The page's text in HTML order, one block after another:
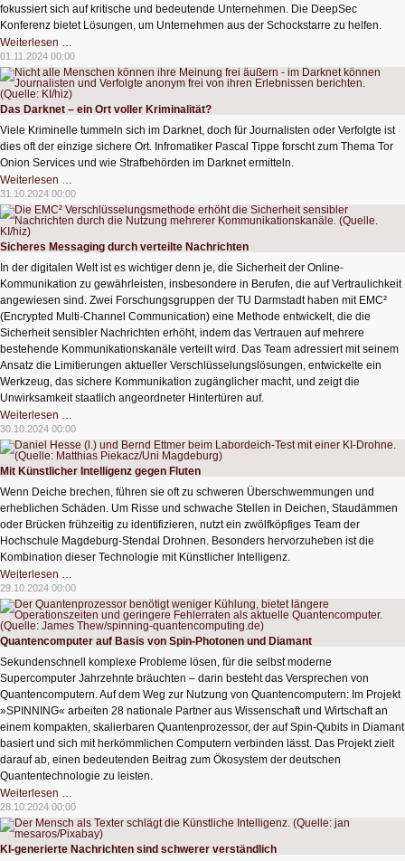
fokussiert sich auf kritische und bedeutende Unternehmen. Die DeepSec
Konferenz bietet Lösungen, um Unternehmen aus der Schockstarre zu helfen.
Weiterlesen …
NIS2-
Umsetzung
als
Sicherheitsrisiko
01.11.2024 00:00
Das Darknet – ein Ort voller Kriminalität?
Viele Kriminelle tummeln sich im Darknet, doch für Journalisten oder Verfolgte ist
dies oft der einzige sichere Ort. Infromatiker Pascal Tippe forscht zum Thema Tor
Onion Services und wie Strafbehörden im Darknet ermitteln.
Weiterlesen …
Darknet
–
ein
Ort
Kriminalität?
31.10.2024 00:00
Sicheres Messaging durch verteilte Nachrichten
In der digitalen Welt ist es wichtiger denn je, die Sicherheit der Online-
Kommunikation zu gewährleisten, insbesondere in Berufen, die auf Vertraulichkeit
angewiesen sind. Zwei Forschungsgruppen der TU Darmstadt haben mit EMC²
(Encrypted Multi-Channel Communication) eine Methode entwickelt, die die
Sicherheit sensibler Nachrichten erhöht, indem das Vertrauen auf mehrere
bestehende Kommunikationskanäle verteilt wird. Das Team adressiert mit seinem
Ansatz die Limitierungen aktueller Verschlüsselungslösungen, entwickelte ein
Werkzeug, das sichere Kommunikation zugänglicher macht, und zeigt die
Unwirksamkeit staatlich angeordneter Hintertüren auf.
Weiterlesen …
Messaging
durch
verteilte
Nachrichten
30.10.2024 00:00
Mit Künstlicher Intelligenz gegen Fluten
Wenn Deiche brechen, führen sie oft zu schweren Überschwemmungen und
erheblichen Schäden. Um Risse und schwache Stellen in Deichen, Staudämmen
oder Brücken frühzeitig zu identifizieren, nutzt ein zwölfköpfiges Team der
Hochschule Magdeburg-Stendal Drohnen. Besonders hervorzuheben ist die
Kombination dieser Technologie mit Künstlicher Intelligenz.
Weiterlesen …
Künstlicher
Intelligenz
gegen
Fluten
29.10.2024 00:00
Quantencomputer auf Basis von Spin-Photonen und Diamant
Sekundenschnell komplexe Probleme lösen, für die selbst moderne
Supercomputer Jahrzehnte bräuchten – darin besteht das Versprechen von
Quantencomputern. Auf dem Weg zur Nutzung von Quantencomputern: Im Projekt
»SPINNING« arbeiten 28 nationale Partner aus Wissenschaft und Wirtschaft an
einem kompakten, skalierbaren Quantenprozessor, der auf Spin-Qubits in Diamant
basiert und sich mit herkömmlichen Computern verbinden lässt. Das Projekt zielt
darauf ab, einen bedeutenden Beitrag zum Ökosystem der deutschen
Quantentechnologie zu leisten.
Weiterlesen …
auf
Basis
von
Spin-
Photonen
28.10.2024 00:00
KI-generierte Nachrichten sind schwerer verständlich